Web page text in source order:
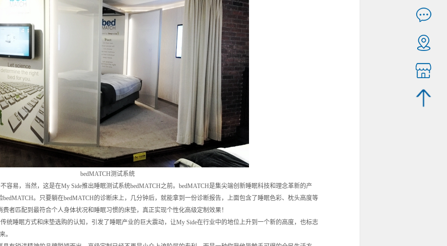
bedMATCH测试系统
容易，当然，这是在My Side推出睡眠测试系统bedMATCH之前。bedMATCH是集尖端创新睡眠科技和理念革新的产
。只要躺在bedMATCH的诊断床上，几分钟后，就能拿到一份诊断报告，上面包含了睡眠色彩、枕头高度等
者匹配到最符合个人身体状况和睡眠习惯的床垫，真正实现个性化高级定制效果！
统睡眠方式和床垫选购的认知，引发了睡眠产业的巨大震动，让My Side在行业中的地位上升到一个新的高度，也标志
。